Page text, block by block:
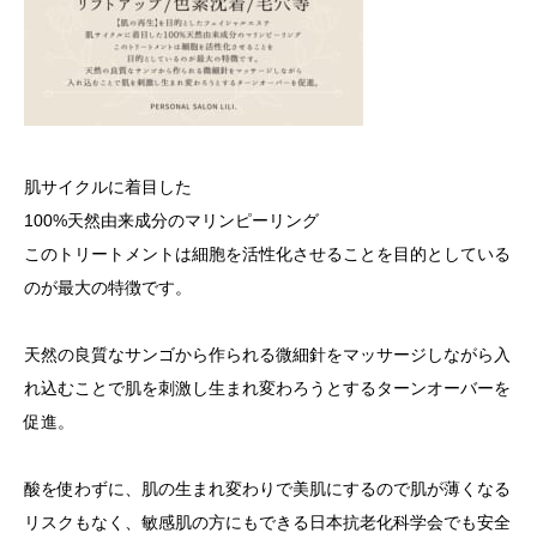
肌サイクルに着目した
100%天然由来成分のマリンピーリング
このトリートメントは細胞を活性化させることを目的としている
のが最大の特徴です。
天然の良質なサンゴから作られる微細針をマッサージしながら入
れ込むことで肌を刺激し生まれ変わろうとするターンオーバーを
促進。
酸を使わずに、肌の生まれ変わりで美肌にするので肌が薄くなる
リスクもなく、敏感肌の方にもできる日本抗老化科学会でも安全